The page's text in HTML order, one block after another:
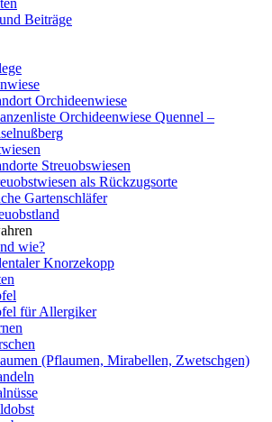
Beiträge
Orchideenwiese
Orchideenwiese Quennel –
Streuobswiesen
als Rückzugsorte
Gartenschläfer
wie?
Knorzekopp
für Allergiker
(Pflaumen, Mirabellen, Zwetschgen)